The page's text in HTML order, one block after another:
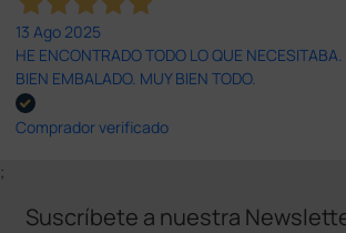
13 Ago 2025
HE ENCONTRADO TODO LO QUE NECESITABA.
BIEN EMBALADO. MUY BIEN TODO.
Comprador verificado
;
Suscríbete a nuestra